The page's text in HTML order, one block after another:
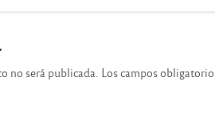
no será publicada. Los campos